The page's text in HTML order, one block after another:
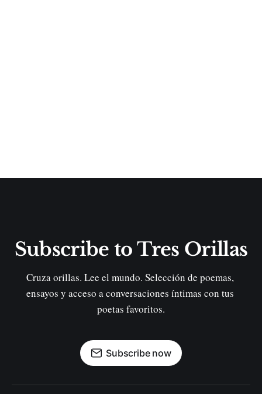
Subscribe to Tres Orillas
Cruza orillas. Lee el mundo. Selección de poemas,
ensayos y acceso a conversaciones íntimas con tus
poetas favoritos.
Subscribe now